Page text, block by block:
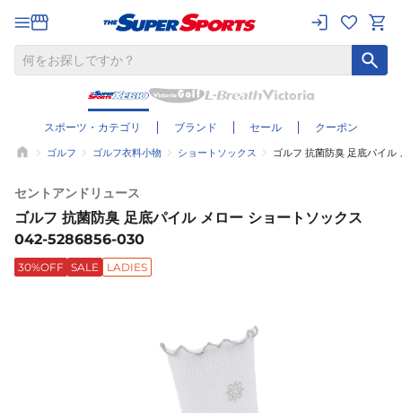
スポーツ・カテゴリ ブランド セール クーポン
ゴルフ ゴルフ衣料小物 ショートソックス ゴルフ 抗菌防臭 足底パイ
セントアンドリュース
ゴルフ 抗菌防臭 足底パイル メロー ショートソックス
042-5286856-030
30%OFF SALE LADIES